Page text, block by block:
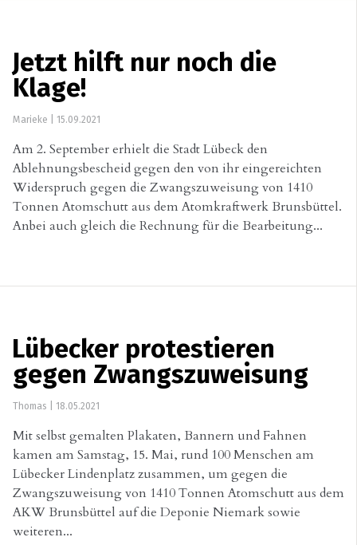
Jetzt hilft nur noch die
Klage!
Marieke 15.09.2021
Am 2. September erhielt die Stadt Lübeck den
Ablehnungsbescheid gegen den von ihr eingereichten
Widerspruch gegen die Zwangszuweisung von 1410
Tonnen Atomschutt aus dem Atomkraftwerk Brunsbüttel.
Anbei auch gleich die Rechnung für die Bearbeitung...
Lübecker protestieren
gegen Zwangszuweisung
Thomas 18.05.2021
Mit selbst gemalten Plakaten, Bannern und Fahnen
kamen am Samstag, 15. Mai, rund 100 Menschen am
Lübecker Lindenplatz zusammen, um gegen die
Zwangszuweisung von 1410 Tonnen Atomschutt aus dem
AKW Brunsbüttel auf die Deponie Niemark sowie
weiteren...